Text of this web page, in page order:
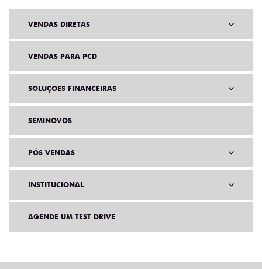
VENDAS DIRETAS
VENDAS PARA PCD
SOLUÇÕES FINANCEIRAS
SEMINOVOS
PÓS VENDAS
INSTITUCIONAL
AGENDE UM TEST DRIVE